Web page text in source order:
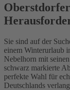
Sie sind auf der
einem Winterurlaub
Nebelhorn mit
schwarz markierte
perfekte Wahl für
Deutschlands